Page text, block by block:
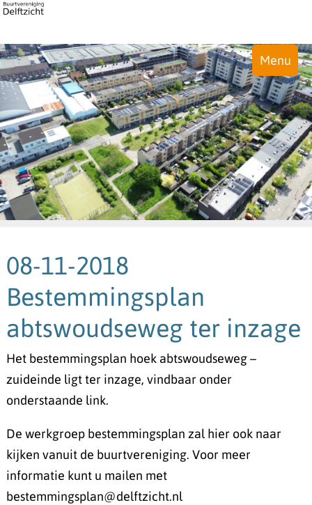
08-11-2018
Bestemmingsplan
abtswoudseweg ter inzage
Het bestemmingsplan hoek abtswoudseweg –
zuideinde ligt ter inzage, vindbaar onder
onderstaande link.
De werkgroep bestemmingsplan zal hier ook naar
kijken vanuit de buurtvereniging. Voor meer
informatie kunt u mailen met
bestemmingsplan@delftzicht.nl
Menu